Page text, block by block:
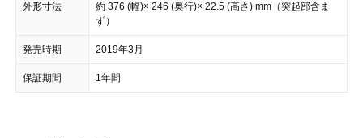
外形寸法
約 376 (幅)× 246 (奥行)× 22.5 (高さ) mm（突起部含ま
ず）
発売時期 2019年3月
保証期間 1年間